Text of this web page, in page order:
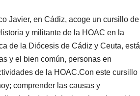
Javier, en Cádiz, acoge un cursillo de
y militante de la HOAC en la
de la Diócesis de Cádiz y Ceuta, está
y el bien común, personas en
de la HOAC.Con este cursillo
comprender las causas y